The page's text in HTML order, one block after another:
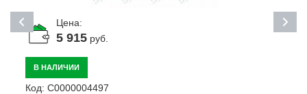
Цена:
5 915руб.
В НАЛИЧИИ
Код: С0000004497